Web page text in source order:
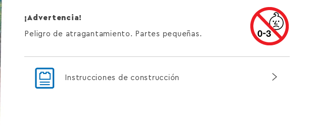
¡Advertencia!
Peligro de atragantamiento. Partes pequeñas.
Instrucciones de construcción